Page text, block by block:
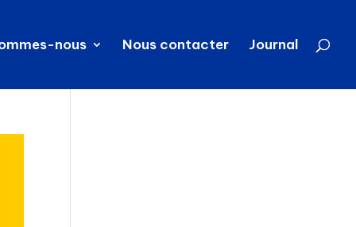
nous Nous contacter Journal